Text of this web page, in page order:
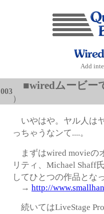
Add
003 ■wiredムービー
）
いやはや。ヤル人は
っちゃうなンて....。
まずはwired movieの
リティ、Michael Shaff
してひとつの作品とな
→ http://
続いてはLiveStage